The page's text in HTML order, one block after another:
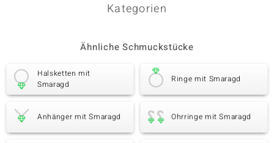
Kategorien
Ähnliche Schmuckstücke
Halsketten mit
Smaragd
Ringe mit Smaragd
Anhänger mit Smaragd Ohrringe mit Smaragd